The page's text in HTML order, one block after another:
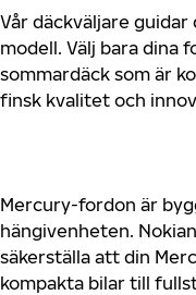
Vår däckväljare
modell. Välj bara dina
sommardäck som är
finsk kvalitet och
Mercury-fordon är
hängivenheten.
säkerställa att din
kompakta bilar till